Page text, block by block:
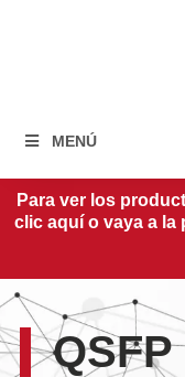
MENÚ
Para ver los
clic aquí o vaya a la
QSFP